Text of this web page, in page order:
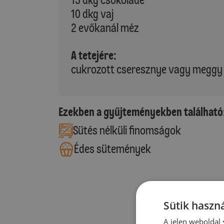
10 dkg vaj
2 evőkanál méz
A tetejére:
cukrozott cseresznye vagy meggy
Ezekben a gyűjteményekben
Sütés nélküli finomságok
Édes sütemények
Sütik
A jelen weboldal